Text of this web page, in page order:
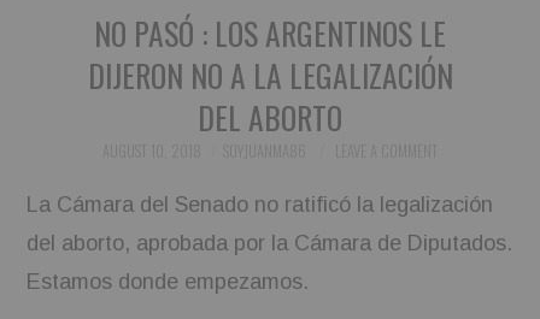
POETRY
LINGUISTIC ARTICLES
MAXIMS AND OTHER
NO PASÓ : LOS ARGENTINOS LE
DIJERON NO A LA LEGALIZACIÓN
DEL ABORTO
La Cámara del Senado no ratificó la legalización
del aborto, aprobada por la Cámara de Diputados.
Estamos donde empezamos.